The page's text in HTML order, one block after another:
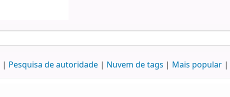
Pesquisa de autoridade Nuvem de tags Mais popular